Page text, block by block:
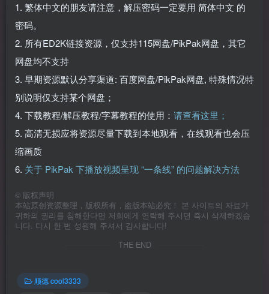
1. 繁体中文的朋友请注意，解压密码一定要用 简体中文 的
密码。
2. 所有ED2K链接资源，仅支持115网盘/PikPak网盘，其它
网盘均不支持
3. 早期资源默认分享渠道: 百度网盘/PikPak网盘, 特殊情况特
别说明仅支持某个网盘；
4. 下载教程/解压教程/字幕教程的使用： 请查看这里；
5. 高清无损应将资源尽量下载到本地观看，在线观看也会压
缩画质
6. 关于 PikPak 下播放视频呈现 “一条线” 的问题解决方法
© 版权声明
本站原创资源整理，版权所有，盗版本站必究！ 본 사이트의 자료가
귀하의 권리를 침해한다면 저희에게 연락해 주시면 즉시 삭제하겠습
니다. 다시 한 번 성원해 주셔서 감사합니다!
THE END
顺德 cool3333